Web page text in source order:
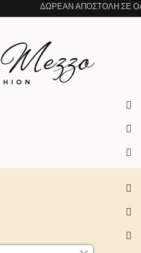
ΔΩΡΕΆΝ ΑΠΟΣΤΟΛΉ ΣΕ ΌΛΗ